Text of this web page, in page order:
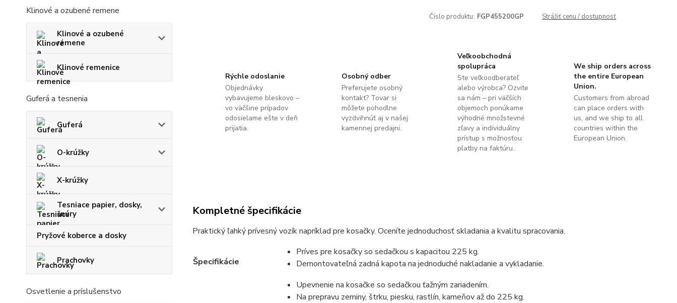
Klinové a ozubené remene
Klinové a ozubené
remene
Klinové remenice
Guferá a tesnenia
Guferá
O-krúžky
X-krúžky
Tesniace papier, dosky,
šnúry
Pryžové koberce a dosky
Prachovky
Osvetlenie a príslušenstvo
Číslo produktu: FGP455200GP Strážiť cenu / dostupnosť
Rýchle odoslanie
Objednávky
vybavujeme bleskovo –
vo väčšine prípadov
odosielame ešte v deň
prijatia.
Osobný odber
Preferujete osobný
kontakt? Tovar si
môžete pohodlne
vyzdvihnúť aj v našej
kamennej predajni.
Veľkoobchodná
spolupráca
Ste veľkoodberateľ
alebo výrobca? Ozvite
sa nám – pri väčších
objemoch ponúkame
výhodné množstevné
zľavy a individuálny
prístup s možnosťou
platby na faktúru..
We ship orders across
the entire European
Union.
Customers from abroad
can place orders with
us, and we ship to all
countries within the
European Union.
Kompletné špecifikácie
Praktický ľahký prívesný vozík napríklad pre kosačky. Oceníte jednoduchosť skladania a kvalitu spracovania.
Špecifikácie
Príves pre kosačky so sedačkou s kapacitou 225 kg.
Demontovateľná zadná kapota na jednoduché nakladanie a vykladanie.
Upevnenie na kosačke so sedačkou ťažným zariadením.
Na prepravu zeminy, štrku, piesku, rastlín, kameňov až do 225 kg.